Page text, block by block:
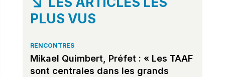
PLUS VUS
RENCONTRES
Mikael Quimbert, Préfet : « Les TAAF
sont centrales dans les grands